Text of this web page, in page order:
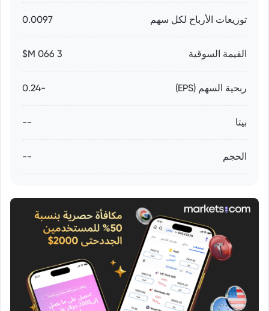
توزيعات الأرباح لكل سهم 0.0097
القيمة السوقية 3 066 M$
ربحية السهم (EPS) -0.24
بيتا --
الحجم --